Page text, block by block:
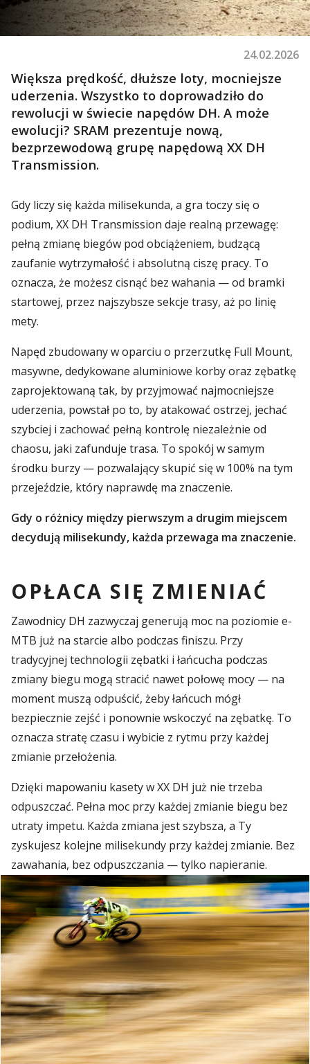
24.02.2026
Większa prędkość, dłuższe loty, mocniejsze
uderzenia. Wszystko to doprowadziło do
rewolucji w świecie napędów DH. A może
ewolucji? SRAM prezentuje nową,
bezprzewodową grupę napędową XX DH
Transmission.
Gdy liczy się każda milisekunda, a gra toczy się o
podium, XX DH Transmission daje realną przewagę:
pełną zmianę biegów pod obciążeniem, budzącą
zaufanie wytrzymałość i absolutną ciszę pracy. To
oznacza, że możesz cisnąć bez wahania — od bramki
startowej, przez najszybsze sekcje trasy, aż po linię
mety.
Napęd zbudowany w oparciu o przerzutkę Full Mount,
masywne, dedykowane aluminiowe korby oraz zębatkę
zaprojektowaną tak, by przyjmować najmocniejsze
uderzenia, powstał po to, by atakować ostrzej, jechać
szybciej i zachować pełną kontrolę niezależnie od
chaosu, jaki zafunduje trasa. To spokój w samym
środku burzy — pozwalający skupić się w 100% na tym
przejeździe, który naprawdę ma znaczenie.
Gdy o różnicy między pierwszym a drugim miejscem
decydują milisekundy, każda przewaga ma znaczenie.
OPŁACA SIĘ ZMIENIAĆ
Zawodnicy DH zazwyczaj generują moc na poziomie e-
MTB już na starcie albo podczas finiszu. Przy
tradycyjnej technologii zębatki i łańcucha podczas
zmiany biegu mogą stracić nawet połowę mocy — na
moment muszą odpuścić, żeby łańcuch mógł
bezpiecznie zejść i ponownie wskoczyć na zębatkę. To
oznacza stratę czasu i wybicie z rytmu przy każdej
zmianie przełożenia.
Dzięki mapowaniu kasety w XX DH już nie trzeba
odpuszczać. Pełna moc przy każdej zmianie biegu bez
utraty impetu. Każda zmiana jest szybsza, a Ty
zyskujesz kolejne milisekundy przy każdej zmianie. Bez
zawahania, bez odpuszczania — tylko napieranie.